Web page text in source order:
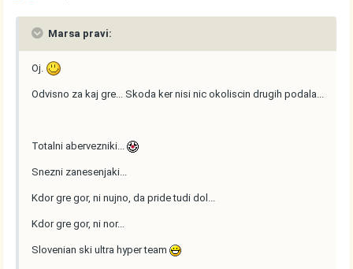
Marsa pravi:
Oj.
Odvisno za kaj gre... Skoda ker nisi nic okoliscin drugih podala...
Totalni abervezniki...
Snezni zanesenjaki...
Kdor gre gor, ni nujno, da pride tudi dol...
Kdor gre gor, ni nor...
Slovenian ski ultra hyper team